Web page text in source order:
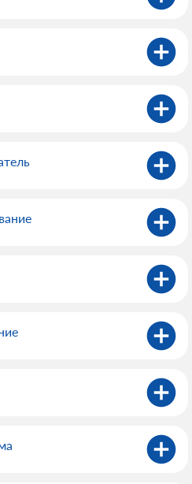
автомобилей происходит на
поэтому наши клиенты
автовладельцем проводится
причину поломки с ее
Предварительно
для вашего авто только то,